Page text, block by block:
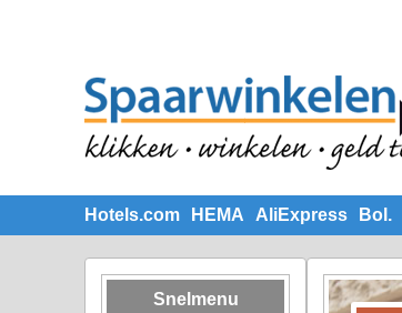
Hotels.com HEMA AliExpress Bol.
Snelmenu